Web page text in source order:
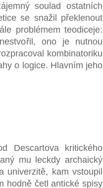
soulad ostatních
se snažil překlenout
problémem teodiceje:
ono je nutnou
kombinatoriku
o logice. Hlavním jeho
Descartova kritického
mu leckdy archaický
univerzitě, kam vstoupil
hodně četl antické spisy